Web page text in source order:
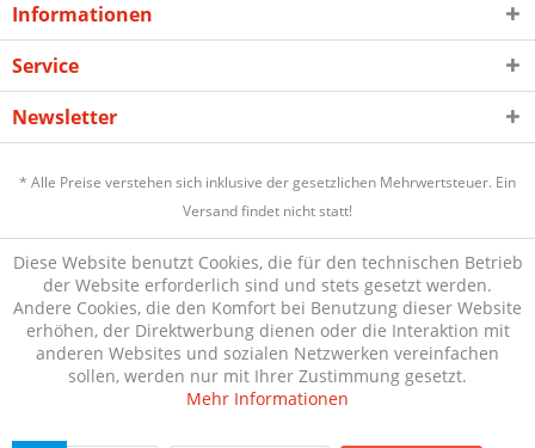
Informationen
Service
Newsletter
* Alle Preise verstehen sich inklusive der gesetzlichen Mehrwertsteuer. Ein
Versand findet nicht statt!
Diese Website benutzt Cookies, die für den technischen Betrieb
der Website erforderlich sind und stets gesetzt werden.
Andere Cookies, die den Komfort bei Benutzung dieser Website
erhöhen, der Direktwerbung dienen oder die Interaktion mit
anderen Websites und sozialen Netzwerken vereinfachen
sollen, werden nur mit Ihrer Zustimmung gesetzt.
Mehr Informationen